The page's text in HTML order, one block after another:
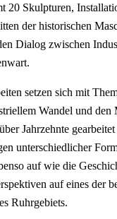
20 Skulpturen,
der historischen
Dialog zwischen
setzen sich mit
Wandel und den
Jahrzehnte
unterschiedlicher
auf wie die
auf eines der
Ruhrgebiets.